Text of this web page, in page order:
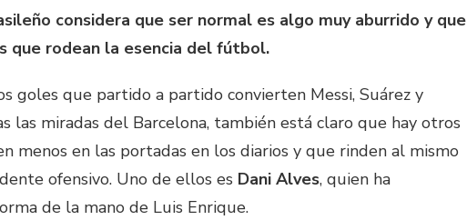
considera que ser normal es algo muy aburrido y que
que rodean la esencia del fútbol.
goles que partido a partido convierten Messi, Suárez y
las miradas del Barcelona, también está claro que hay otros
menos en las portadas en los diarios y que rinden al mismo
ofensivo. Uno de ellos es Dani Alves, quien ha
de la mano de Luis Enrique.